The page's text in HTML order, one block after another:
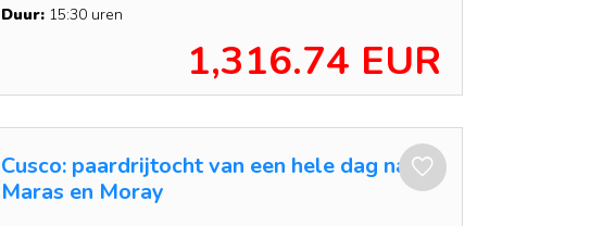
Duur: 15:30 uren
1,316.74 EUR
Cusco: paardrijtocht van een hele dag naar
Maras en Moray